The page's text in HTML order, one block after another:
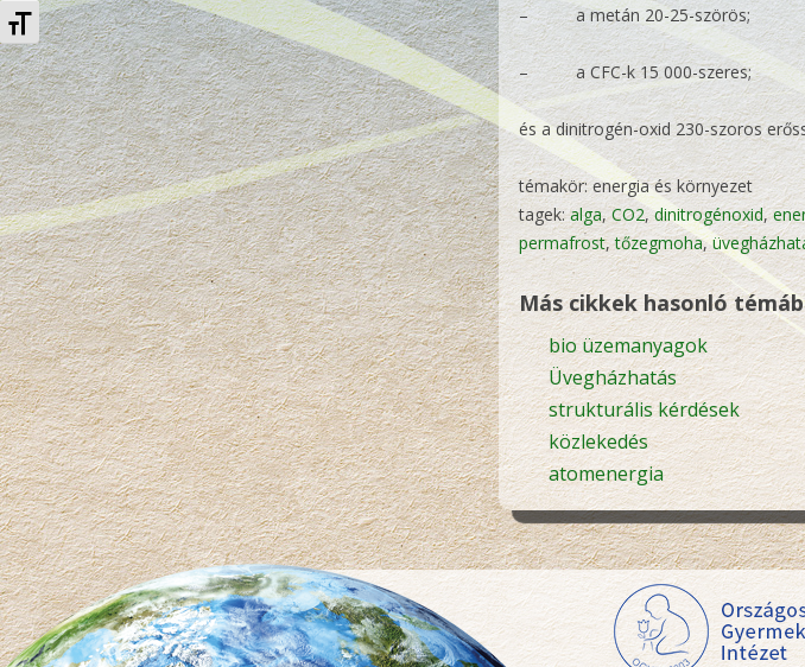
Betűméret váltása
– a metán 20-25-szörös;
– a CFC-k 15 000-szeres;
és a dinitrogén-oxid 230-szoros
témakör: energia és környezet
tagek:alga,CO2,dinitrogénoxid,
permafrost,tőzegmoha,
Más cikkek hasonló
bio üzemanyagok
Üvegházhatás
strukturális kérdések
közlekedés
atomenergia